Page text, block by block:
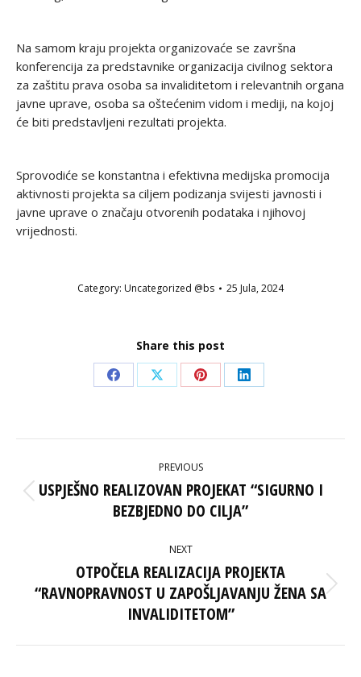
Na samom kraju projekta organizovaće se završna
konferencija za predstavnike organizacija civilnog sektora
za zaštitu prava osoba sa invaliditetom i relevantnih organa
javne uprave, osoba sa oštećenim vidom i mediji, na kojoj
će biti predstavljeni rezultati projekta.
Sprovodiće se konstantna i efektivna medijska promocija
aktivnosti projekta sa ciljem podizanja svijesti javnosti i
javne uprave o značaju otvorenih podataka i njihovoj
vrijednosti.
Category: Uncategorized @bs 25 Jula, 2024
Share this post
Share
Facebook
Share
X
Share
Pinterest
Share
LinkedIn
NAVIGATION
PREVIOUS
Previous
post:
USPJEŠNO REALIZOVAN PROJEKAT “SIGURNO I
BEZBJEDNO DO CILJA”
NEXT
Next
post:
OTPOČELA REALIZACIJA PROJEKTA
“RAVNOPRAVNOST U ZAPOŠLJAVANJU ŽENA SA
INVALIDITETOM”